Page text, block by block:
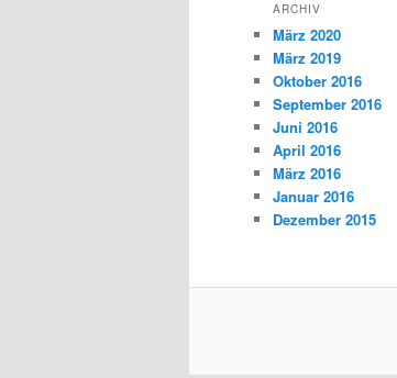
ARCHIV
März 2020
März 2019
Oktober 2016
September 2016
Juni 2016
April 2016
März 2016
Januar 2016
Dezember 2015